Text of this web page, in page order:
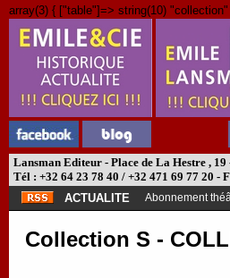
array(3) { ["table"]=> string(10)
Lansman Editeur - Place de La Hestre , 19
Tél : +32 64 23 78 40 / +32 471 69 77 20 -
ACTUALITE
Abonnement
Collection S -